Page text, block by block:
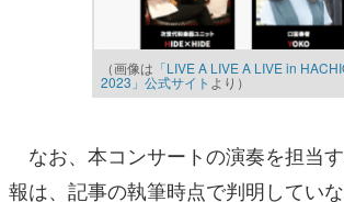
（画像は 「LIVE A LIVE A LIVE in
2023」公式サイト より）
なお、本コンサートの演奏を担当
報は、記事の執筆時点で判明してい